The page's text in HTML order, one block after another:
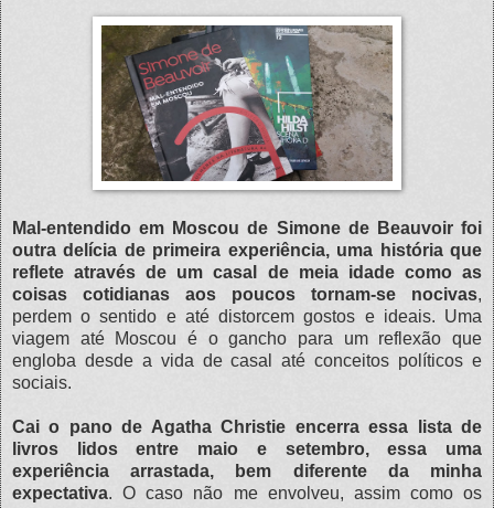
Mal-entendido em Moscou de Simone de Beauvoir foi
outra delícia de primeira experiência, uma história que
reflete através de um casal de meia idade como as
coisas cotidianas aos poucos tornam-se nocivas,
perdem o sentido e até distorcem gostos e ideais. Uma
viagem até Moscou é o gancho para um reflexão que
engloba desde a vida de casal até conceitos políticos e
sociais.
Cai o pano de Agatha Christie encerra essa lista de
livros lidos entre maio e setembro, essa uma
experiência arrastada, bem diferente da minha
expectativa. O caso não me envolveu, assim como os